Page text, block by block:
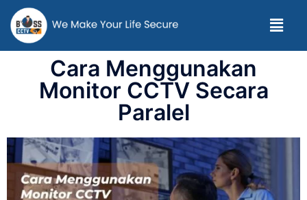
Cara Menggunakan
Monitor CCTV Secara
Paralel